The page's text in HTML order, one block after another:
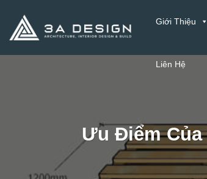
nội
dung
Giới Thiệu
Liên Hệ
Ưu Điểm